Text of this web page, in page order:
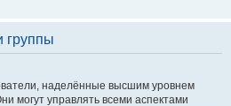
группы
наделённые высшим уровнем
могут управлять всеми аспектами